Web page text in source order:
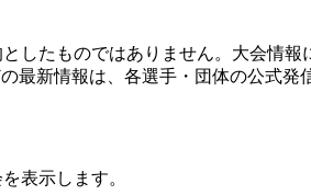
したものではありません。大会情
最新情報は、各選手・団体の公式発
表示します。